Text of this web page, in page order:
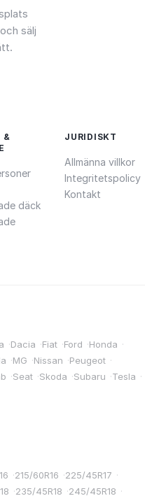
sälj
&
däck
JURIDISKT
Allmänna villkor
Integritetspolicy
Kontakt
·Dacia ·Fiat ·Ford ·Honda ·
·MG ·Nissan ·Peugeot ·
·Seat ·Skoda ·Subaru ·Tesla ·
·215/60R16 ·225/45R17 ·
·235/45R18 ·245/45R18 ·